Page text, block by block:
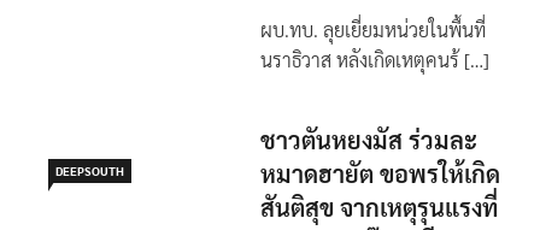
ผบ.ทบ. ลุยเยี่ยมหน่วยในพื้นที่
นราธิวาส หลังเกิดเหตุคนร้ […]
DEEPSOUTH
ชาวตันหยงมัส ร่วมละ
หมาดฮายัต ขอพรให้เกิด
สันติสุข จากเหตุรุนแรงที่